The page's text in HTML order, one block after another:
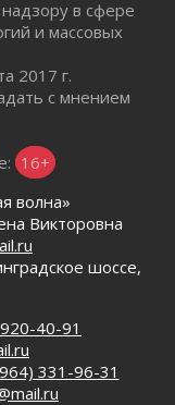
к 150-
в сфере
и массовых
2017 г.
с мнением
16+
волна»
Викторовна
шоссе,
40-91
331-96-31